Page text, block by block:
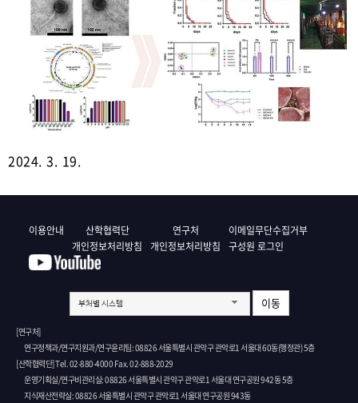
2024. 3. 19.
이용안내
산학협력단
개인정보처리방침
연구처
개인정보처리방침
이메일무단수집거부
구성원 로그인
부처별 시스템 이동
[연구처]
연구정책과/연구지원과/연구윤리팀: 08826 서울특별시 관악구 관악로1 서울대 60동(행정관) 5층
[산학협력단] Tel. 02-880-4000 Fax. 02-888-2029
운영기획실/연구비관리실: 08826 서울특별시 관악구 관악로1 서울대 연구공원 942동 5층
지식재산전략실: 08826 서울특별시 관악구 관악로1 서울대 연구공원 943동